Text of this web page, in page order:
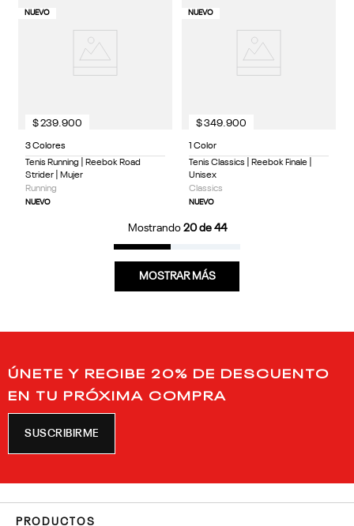
NUEVO
3 Colores
Tenis Running | Reebok Road
Strider | Mujer
Running
NUEVO
$239.900
NUEVO
1 Color
Tenis Classics | Reebok Finale |
Unisex
Classics
NUEVO
$349.900
Mostrando 20 de 44
MOSTRAR MÁS
ÚNETE Y RECIBE 20% DE DESCUENTO
EN TU PRÓXIMA COMPRA
SUSCRIBIRME
PRODUCTOS